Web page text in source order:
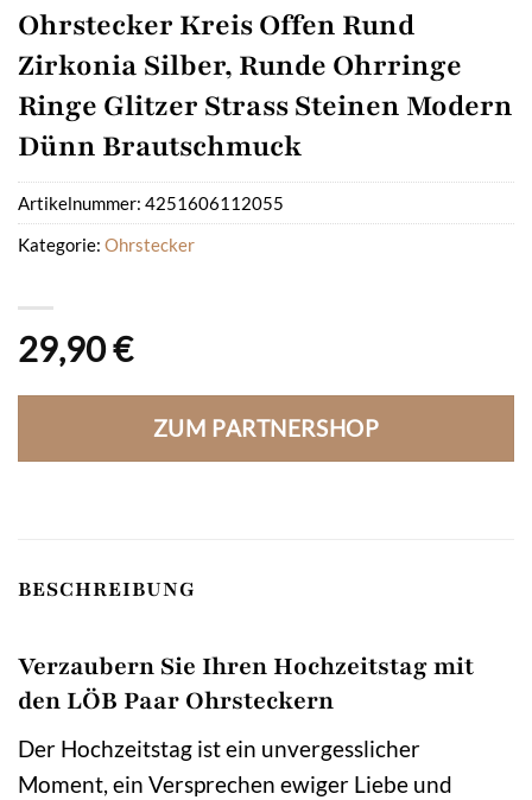
Ohrstecker Kreis Offen Rund
Zirkonia Silber, Runde Ohrringe
Ringe Glitzer Strass Steinen Modern
Dünn Brautschmuck
29,90€
ZUM PARTNERSHOP
Artikelnummer: 4251606112055
Kategorie: Ohrstecker
BESCHREIBUNG
Verzaubern Sie Ihren Hochzeitstag mit
den LÖB Paar Ohrsteckern
Der Hochzeitstag ist ein unvergesslicher
Moment, ein Versprechen ewiger Liebe und